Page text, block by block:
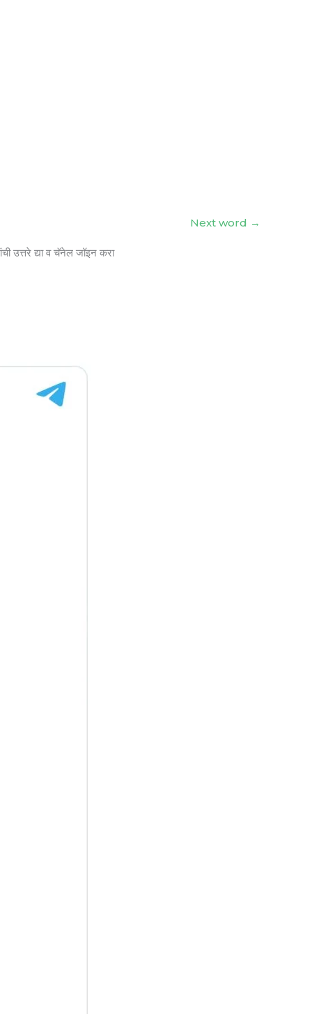
Next word →
उत्तरे द्या व चॅनेल जॉइन करा